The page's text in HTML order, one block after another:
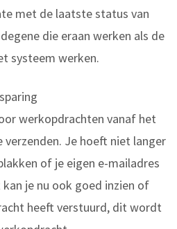
met de laatste status van
die eraan werken als de
systeem werken.
werkopdrachten vanaf het
Je hoeft niet langer
of je eigen e-mailadres
je nu ook goed inzien of
heeft verstuurd, dit wordt